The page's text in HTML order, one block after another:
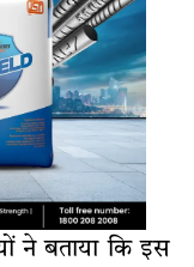
ने बताया कि इस